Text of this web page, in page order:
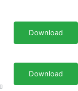
Download
Download